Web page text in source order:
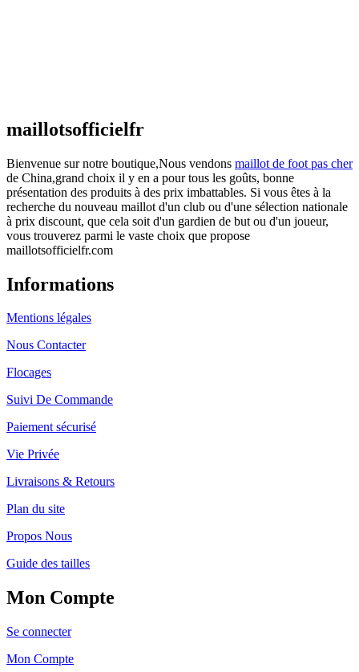
maillotsofficielfr
Bienvenue sur notre boutique,Nous vendons maillot de foot pas cher
de China,grand choix il y en a pour tous les goûts, bonne
présentation des produits à des prix imbattables. Si vous êtes à la
recherche du nouveau maillot d'un club ou d'une sélection nationale
à prix discount, que cela soit d'un gardien de but ou d'un joueur,
vous trouverez parmi le vaste choix que propose
maillotsofficielfr.com
Informations
Mentions légales
Nous Contacter
Flocages
Suivi De Commande
Paiement sécurisé
Vie Privée
Livraisons & Retours
Plan du site
Propos Nous
Guide des tailles
Mon Compte
Se connecter
Mon Compte